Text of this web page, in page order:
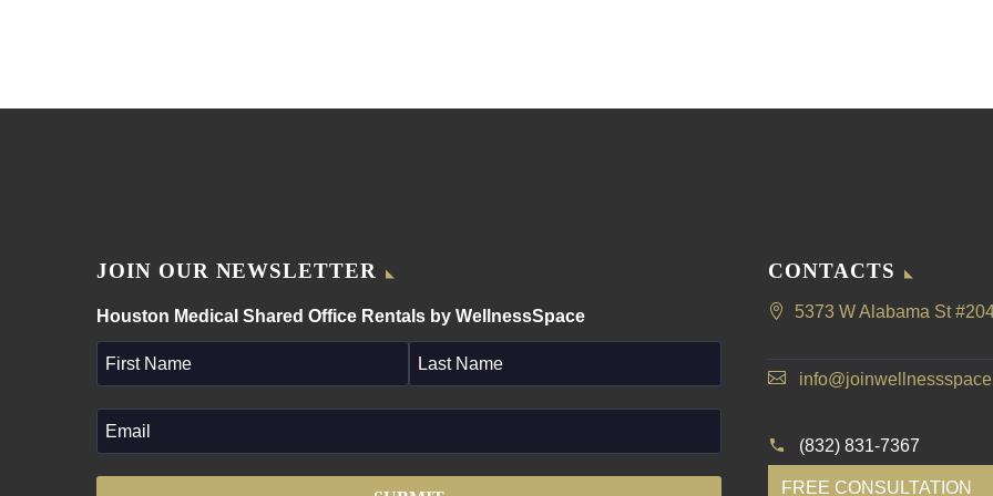
JOIN OUR NEWSLETTER
Houston Medical Shared Office Rentals by WellnessSpace
CONTACTS
5373 W Alabama St
(832) 831-7367
FREE CONSULTATION